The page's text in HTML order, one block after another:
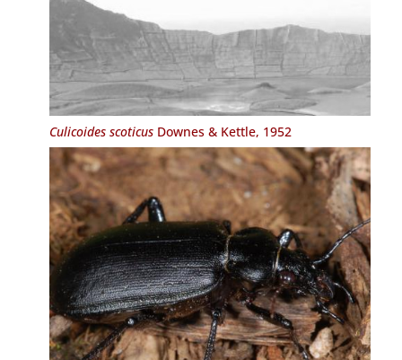
Culicoides scoticusDownes & Kettle, 1952